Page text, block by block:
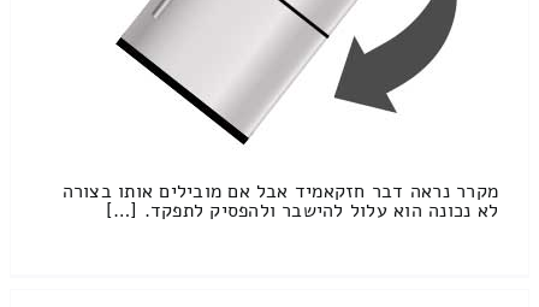
מקרר נראה דבר חזקאמיד אבל אם מובילים אותו בצורה
לא נכונה הוא עלול להישבר ולהפסיק לתפקד. […]